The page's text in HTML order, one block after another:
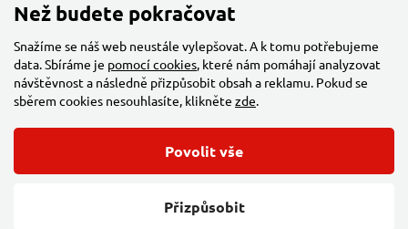
Změnit nastavení cookies
Než budete pokračovat
Snažíme se náš web neustále vylepšovat. A k tomu potřebujeme
data. Sbíráme je pomocí cookies, které nám pomáhají analyzovat
návštěvnost a následně přizpůsobit obsah a reklamu. Pokud se
sběrem cookies nesouhlasíte, klikněte zde.
Přizpůsobit
Povolit vše